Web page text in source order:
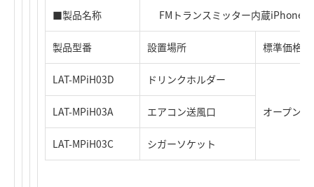
■製品名称 FMトランスミッター内蔵iPhone
製品型番 設置場所 標準価格
LAT-MPiH03D ドリンクホルダー
オープン
LAT-MPiH03A エアコン送風口
LAT-MPiH03C シガーソケット